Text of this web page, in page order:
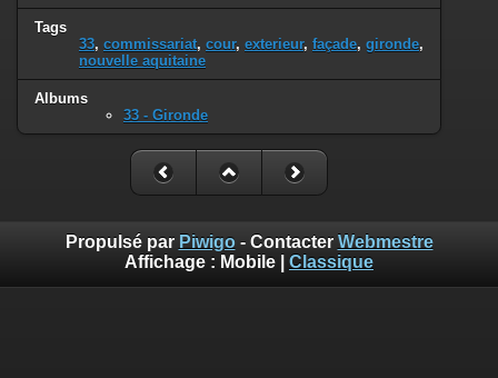
Tags
33, commissariat, cour, exterieur, façade, gironde,
nouvelle aquitaine
Albums
33 - Gironde
Propulsé par Piwigo- Contacter Webmestre
Affichage : Mobile Classique